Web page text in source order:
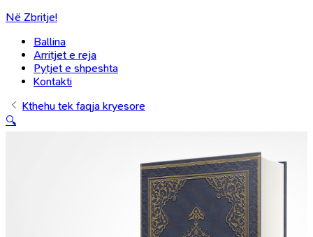
Në Zbritje!
Ballina
Arritjet e reja
Pytjet e shpeshta
Kontakti
Kthehu tek faqja kryesore
🔍